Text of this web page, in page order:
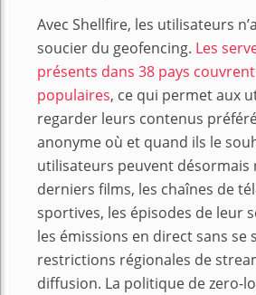
Avec Shellfire, les utilisateurs
soucier du geofencing. Les
présents dans 38 pays
populaires, ce qui permet aux
regarder leurs contenus
anonyme où et quand ils le
utilisateurs peuvent désormais
derniers films, les chaînes de
sportives, les épisodes de leur
les émissions en direct sans se
restrictions régionales de
diffusion. La politique de zero-